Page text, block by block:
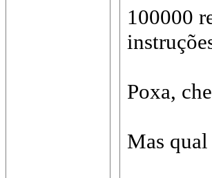
100000
Poxa,
Mas